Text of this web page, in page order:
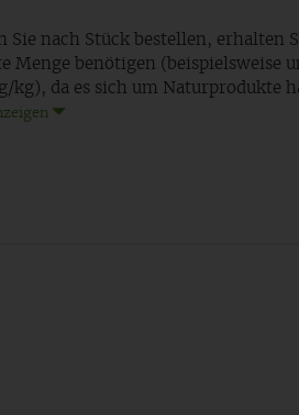
Sie nach Stück bestellen, erhalten
Menge benötigen (beispielsweise
kg), da es sich um Naturprodukte